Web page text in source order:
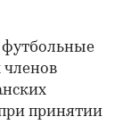
футбольные
членов
принятии